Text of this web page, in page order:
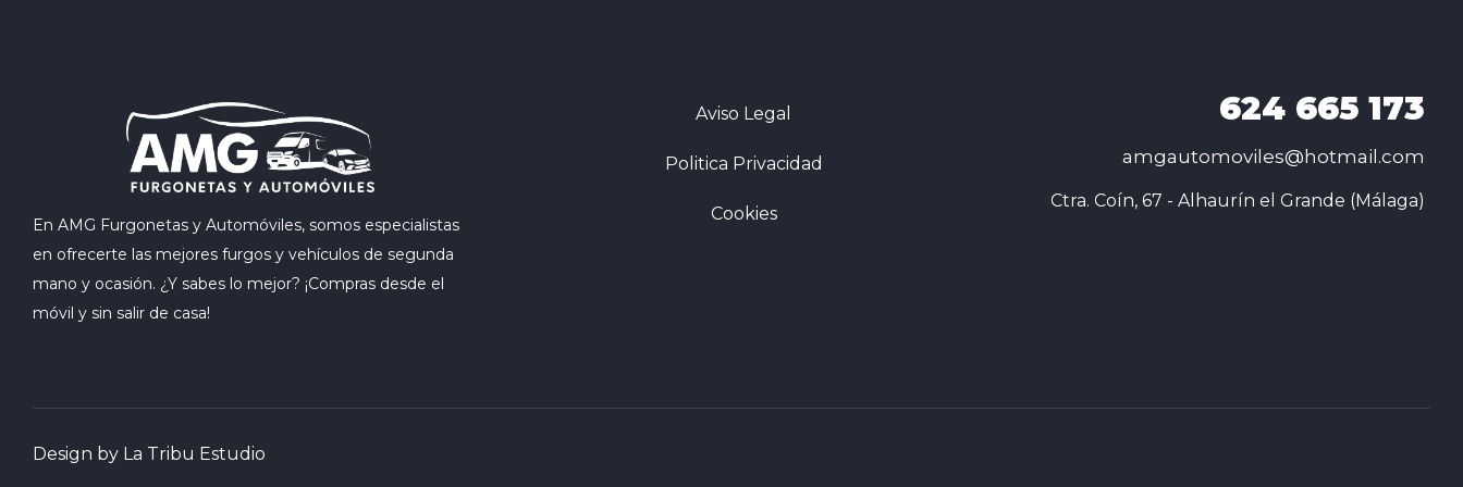
En AMG Furgonetas y Automóviles, somos especialistas
en ofrecerte las mejores furgos y vehículos de segunda
mano y ocasión. ¿Y sabes lo mejor? ¡Compras desde el
móvil y sin salir de casa!
Aviso Legal
Politica Privacidad
Cookies
624 665 173
amgautomoviles@hotmail.com
Ctra. Coín, 67 - Alhaurín el Grande (Málaga)
Design by La Tribu Estudio